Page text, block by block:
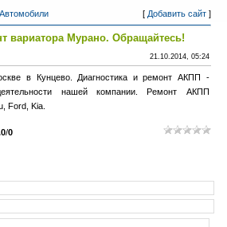
Автомобили [ Добавить сайт]
вариатора Мурано. Обращайтесь!
21.10.2014, 05:24
в Кунцево. Диагностика и ремонт АКПП -
нашей компании. Ремонт АКПП
Ford, Kia.
/0